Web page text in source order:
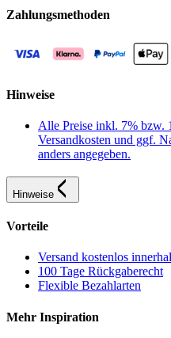
Zahlungsmethoden
Hinweise
Alle Preise inkl. 7% bzw.
Versandkosten und ggf.
anders angegeben.
Hinweise
Vorteile
Versand kostenlos
100 Tage Rückgaberecht
Flexible Bezahlarten
Mehr Inspiration